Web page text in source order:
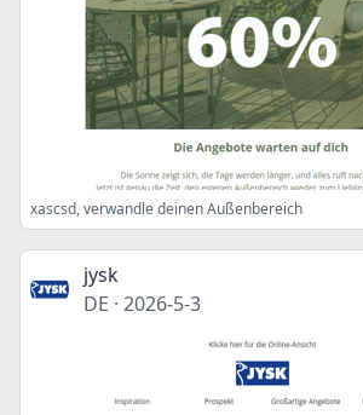
xascsd, verwandle deinen Außenbereich
jysk
DE · 2026-5-3